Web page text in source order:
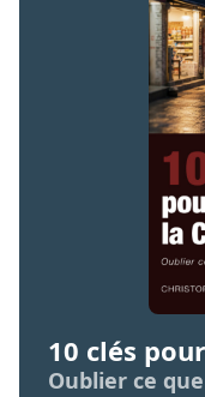
10 clés
Oublier ce